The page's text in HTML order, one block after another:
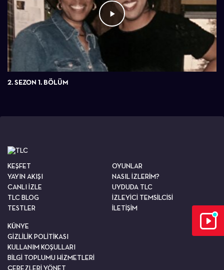
2. SEZON 1. BÖLÜM
KEŞFET
YAYIN AKIŞI
CANLI İZLE
TLC BLOG
TESTLER
OYUNLAR
NASIL İZLERİM?
UYDUDA TLC
İZLEYİCİ TEMSİLCİSİ
İLETİŞİM
KÜNYE
GİZLİLİK POLİTİKASI
KULLANIM KOŞULLARI
BİLGİ TOPLUMU HİZMETLERİ
ÇEREZLERİ YÖNET